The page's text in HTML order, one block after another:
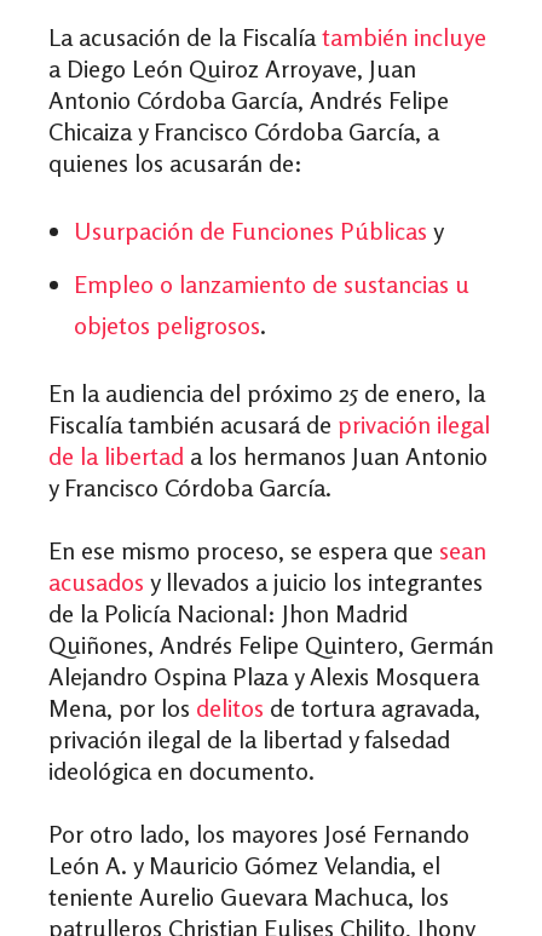
La acusación de la Fiscalíatambién incluye
a Diego León Quiroz Arroyave, Juan
Antonio Córdoba García, Andrés Felipe
Chicaiza y Francisco Córdoba García, a
quienes los acusarán de:
Usurpación de Funciones Públicas y
Empleo o lanzamiento de sustancias u
objetos peligrosos.
En la audiencia del próximo 25 de enero, la
Fiscalía también acusará de privación ilegal
de la libertad a los hermanos Juan Antonio
y Francisco Córdoba García.
En ese mismo proceso, se espera que sean
acusados y llevados a juicio los integrantes
de la Policía Nacional: Jhon Madrid
Quiñones, Andrés Felipe Quintero, Germán
Alejandro Ospina Plaza y Alexis Mosquera
Mena, por los delitos de tortura agravada,
privación ilegal de la libertad y falsedad
ideológica en documento.
Por otro lado, los mayores José Fernando
León A. y Mauricio Gómez Velandia, el
teniente Aurelio Guevara Machuca, los
patrulleros Christian Eulises Chilito, Jhony